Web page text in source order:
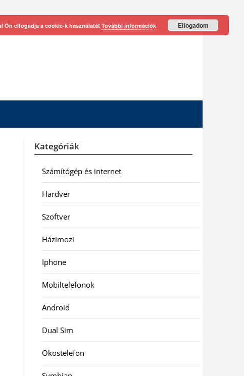
Kategóriák
Számítógép és internet
Hardver
Szoftver
Házimozi
Iphone
Mobiltelefonok
Android
Dual Sim
Okostelefon
Ön elfogadja a cookie-k használatátTovábbi információk Elfogadom